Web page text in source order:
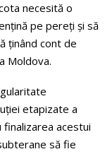
necesită o
pe pereți și să
ținând cont de
Moldova.
etapizate a
acestui
să fie